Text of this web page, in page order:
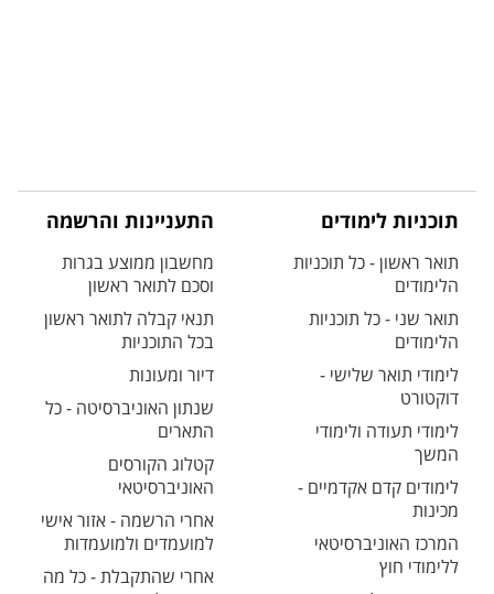
תוכניות לימודים
תואר ראשון - כל תוכניות
הלימודים
תואר שני - כל תוכניות
הלימודים
לימודי תואר שלישי -
דוקטורט
לימודי תעודה ולימודי
המשך
לימודים קדם אקדמיים -
מכינות
המרכז האוניברסיטאי
ללימודי חוץ
התעניינות והרשמה
מחשבון ממוצע בגרות
וסכם לתואר ראשון
תנאי קבלה לתואר ראשון
בכל התוכניות
דיור ומעונות
שנתון האוניברסיטה - כל
התארים
קטלוג הקורסים
האוניברסיטאי
אחרי הרשמה - אזור אישי
למועמדים ולמועמדות
אחרי שהתקבלת - כל מה